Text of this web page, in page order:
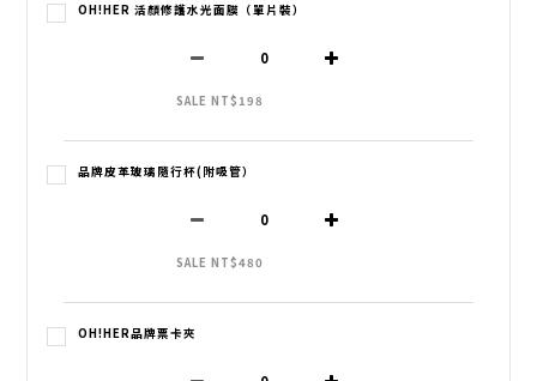
OH!HER 活顏修護水光面膜（單片裝）
SALE NT$198
品牌皮革玻璃隨行杯(附吸管）
SALE NT$480
OH!HER品牌票卡夾